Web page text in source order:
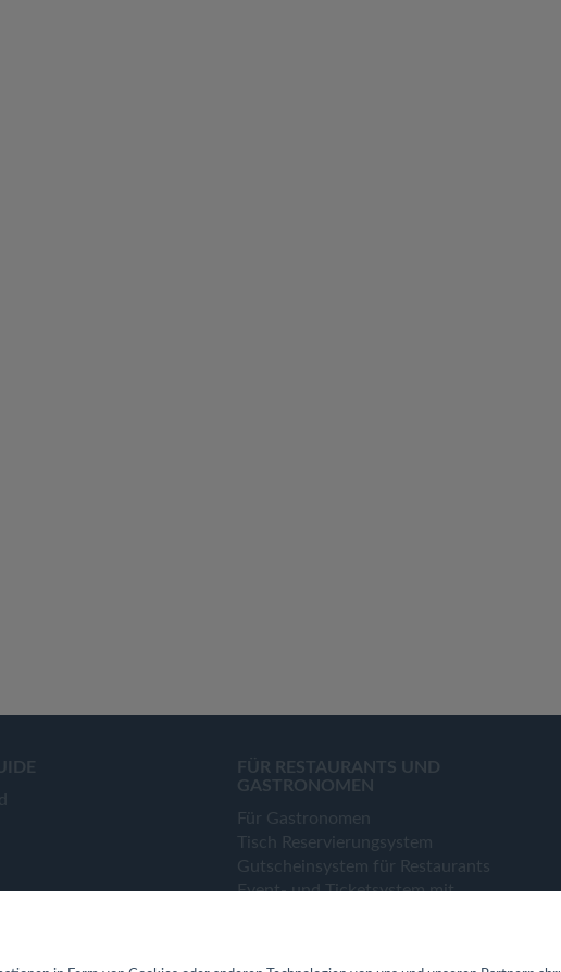
FÜR RESTAURANTS UND
GASTRONOMEN
Für Gastronomen
Tisch Reservierungsystem
Gutscheinsystem für Restaurants
Event- und Ticketsystem mit